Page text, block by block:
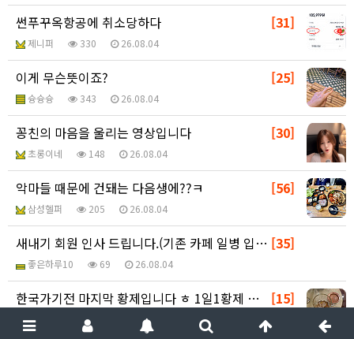
[31]
썬푸꾸옥항공에 취소당하다
제니퍼 330 26.08.04
[25]
이게 무슨뜻이죠?
슝슝슝 343 26.08.04
[30]
꽁친의 마음을 울리는 영상입니다
초롱이네 148 26.08.04
[56]
악마들 때문에 건돼는 다음생에??ㅋ
삼성헬퍼 205 26.08.04
[35]
새내기 회원 인사 드립니다.(기존 카페 일병 입니다)
좋은하루10 69 26.08.04
[15]
한국가기전 마지막 황제입니다 ㅎ 1일1황제 미션 클리어
슝슝슝 166 26.08.04